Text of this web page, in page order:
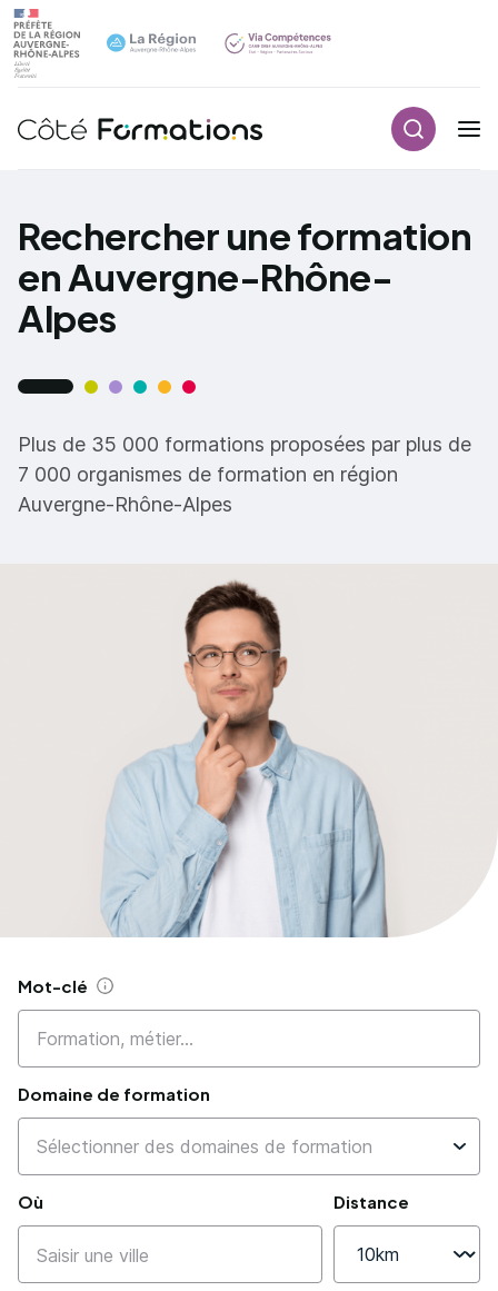
Navigation principale
Rechercher une formation
en Auvergne-Rhône-
Alpes
Plus de 35 000 formations proposées par plus de
7 000 organismes de formation en région
Auvergne-Rhône-Alpes
Mot-clé Aide
Domaine de formation
Où Distance